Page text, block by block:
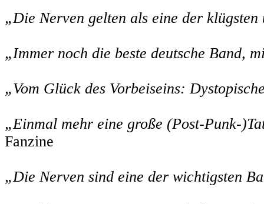
„Die Nerven gelten als eine der klügsten
„Immer noch die beste deutsche Band,
„Vom Glück des Vorbeiseins:
„Einmal mehr eine große (Post-Punk-
Fanzine
„Die Nerven sind eine der wichtigsten